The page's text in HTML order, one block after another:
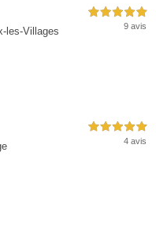
les-Villages
5,0 étoiles sur 5
9 avis
5,0 étoiles sur 5
4 avis